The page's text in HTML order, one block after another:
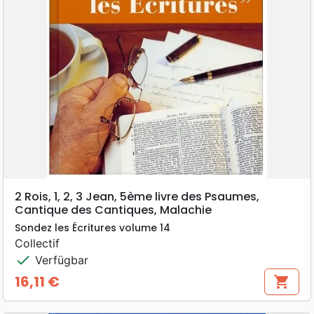
2 Rois, 1, 2, 3 Jean, 5ème livre des Psaumes,
Cantique des Cantiques, Malachie
Sondez les Écritures volume 14
Collectif
check Verfügbar
Preis
16,11 € shopping_cart